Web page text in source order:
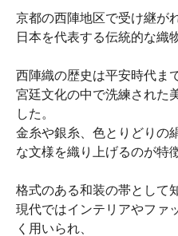
京都の西陣地区で受け継が
日本を代表する伝統的な織
西陣織の歴史は平安時代ま
宮廷文化の中で洗練された
した。
金糸や銀糸、色とりどりの
な文様を織り上げるのが特
格式のある和装の帯として
現代ではインテリアやファ
く用いられ、